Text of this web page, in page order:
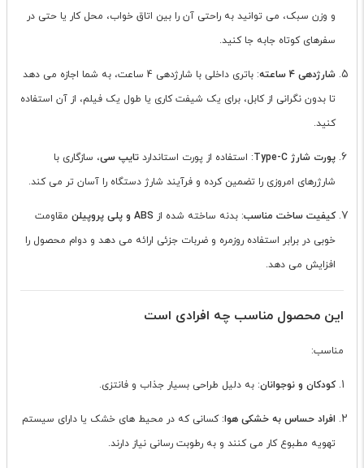
و وزن سبک، می توانید به راحتی آن را بین اتاق خواب، محل کار یا حتی در
سفرهای کوتاه جابه جا کنید.
شارژدهی 4 ساعته
: باتری داخلی با شارژدهی 4 ساعت، به شما اجازه می دهد
تا بدون نگرانی از کابل، برای یک شیفت کاری یا طول یک فیلم، از آن استفاده
کنید.
پورت شارژ Type-C : استفاده از پورت استاندارد تایپ سی، سازگاری با
شارژرهای امروزی را تضمین کرده و فرآیند شارژ دستگاه را آسان تر می کند.
کیفیت ساخت مناسب: بدنه ساخته شده از ABS و پلی پروپیلن
مقاومت
خوبی در برابر استفاده روزمره و ضربات جزئی ارائه می دهد و دوام محصول را
افزایش می دهد.
این محصول مناسب چه افرادی است
مناسب:
کودکان و نوجوانان: به دلیل طراحی بسیار جذاب و فانتزی.
افراد حساس به خشکی هوا: کسانی که در محیط های خشک یا دارای سیستم
تهویه مطبوع کار می کنند و به رطوبت رسانی نیاز دارند.